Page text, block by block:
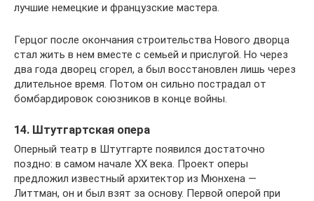
лучшие немецкие и французские мастера.
Герцог после окончания строительства Нового дворца
стал жить в нем вместе с семьей и прислугой. Но через
два года дворец сгорел, а был восстановлен лишь через
длительное время. Потом он сильно пострадал от
бомбардировок союзников в конце войны.
14. Штутгартская опера
Оперный театр в Штутгарте появился достаточно
поздно: в самом начале XX века. Проект оперы
предложил известный архитектор из Мюнхена —
Литтман, он и был взят за основу. Первой оперой при